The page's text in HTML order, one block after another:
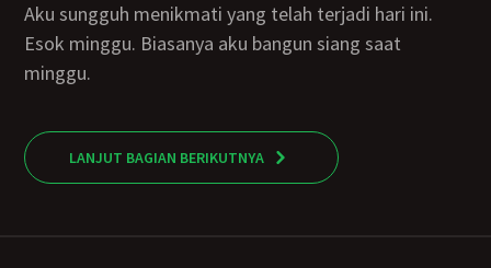
Aku sungguh menikmati yang telah terjadi hari ini.
Esok minggu. Biasanya aku bangun siang saat
minggu.
LANJUT BAGIAN BERIKUTNYA